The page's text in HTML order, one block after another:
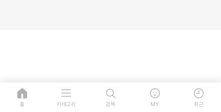
홈 카테고리 검색 MY 최근